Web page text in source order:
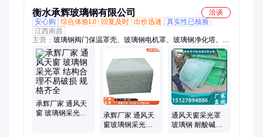
衡水承辉玻璃钢有限公司
洽谈
安心购
综合体验L0 回复及时 出价迅速
真实性已核验
江西南昌
主营： 玻璃钢阀门保温罩壳、玻璃钢电机罩、玻璃钢净化塔、玻
璃钢采光罩、玻璃钢天沟、玻璃钢酸洗槽、玻璃钢阀门外壳、可
拆卸阀门保温套、玻璃钢阀门保温外壳、阀门可拆卸式保温壳、
机械阀门玻璃钢保温罩、玻璃钢阀门盒、屋面排水天沟、组合式
阀门盒、玻璃钢阀门保护壳、阀门玻璃钢罩壳、可拆卸阀门保温
壳、玻璃钢防尘电机罩、SMC 阀门保护壳、车间天沟雨水槽、
电解槽、屋顶顺水槽
承辉厂家 通风天
窗 玻璃钢采光罩
承辉厂家 通风天
窗玻璃钢采光罩
通风天窗采光罩
玻璃钢 耐酸碱抗